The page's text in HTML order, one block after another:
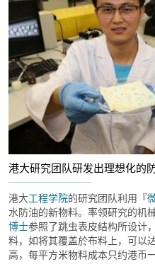
港大研究团队研发出理想化的
港大工程学院的研究团队利用『
水防油的新物料。率领研究的机
博士参照了跳虫表皮结构所设计
料，如将其覆盖於布料上，可以
高，每平方米物料成本只约港币